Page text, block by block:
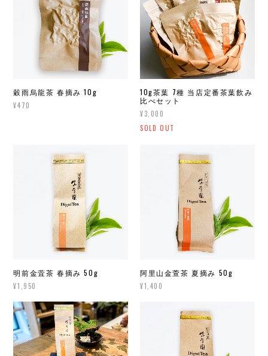
穀雨烏龍茶 春摘み 10g
¥470
10g茶葉 7種 当店定番茶葉飲み
比べセット
¥3,000
SOLD OUT
明前金萓茶 春摘み 50g
¥1,950
阿里山金萱茶 夏摘み 50g
¥1,400